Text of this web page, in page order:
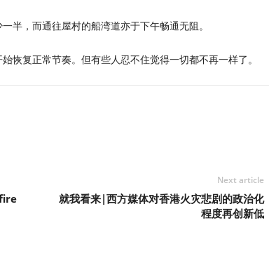
半，而通往屋村的船湾道亦于下午畅通无阻。
恢复正常节奏。但有些人忍不住觉得一切都不再一样了。
Next article
就我看来|西方媒体对香港火灾悲剧的政治化
程度再创新低